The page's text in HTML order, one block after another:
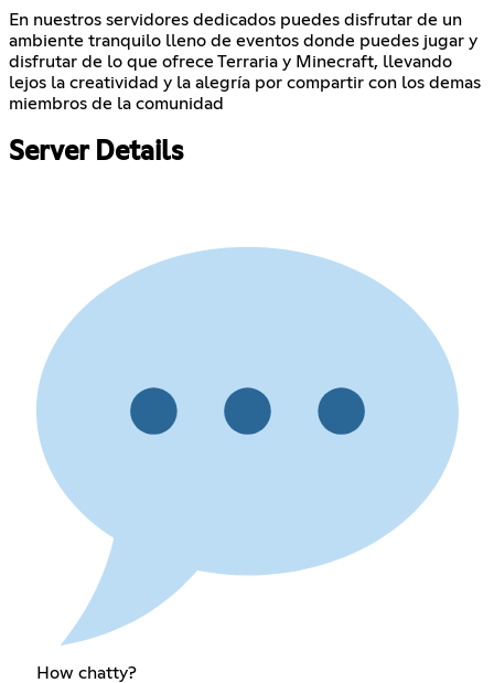
En nuestros servidores dedicados puedes disfrutar de un
ambiente tranquilo lleno de eventos donde puedes jugar y
disfrutar de lo que ofrece Terraria y Minecraft, llevando
lejos la creatividad y la alegría por compartir con los demas
miembros de la comunidad
Server Details
How chatty?